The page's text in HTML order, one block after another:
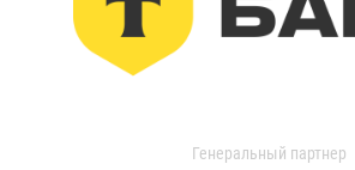
Генеральный партнер